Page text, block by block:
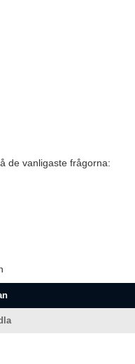
de vanligaste frågorna: